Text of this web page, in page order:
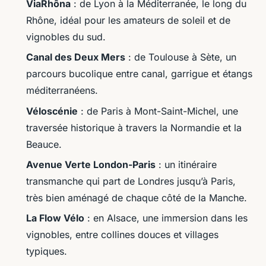
ViaRhôna : de Lyon à la Méditerranée, le long du
Rhône, idéal pour les amateurs de soleil et de
vignobles du sud.
Canal des Deux Mers : de Toulouse à Sète, un
parcours bucolique entre canal, garrigue et étangs
méditerranéens.
Véloscénie : de Paris à Mont-Saint-Michel, une
traversée historique à travers la Normandie et la
Beauce.
Avenue Verte London-Paris : un itinéraire
transmanche qui part de Londres jusqu’à Paris,
très bien aménagé de chaque côté de la Manche.
La Flow Vélo : en Alsace, une immersion dans les
vignobles, entre collines douces et villages
typiques.